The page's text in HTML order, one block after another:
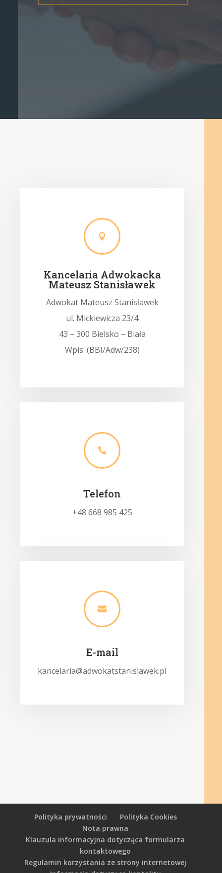

Kancelaria Adwokacka
Mateusz Stanisławek
Adwokat Mateusz Stanisławek
ul. Mickiewicza 23/4
43 – 300 Bielsko – Biała
Wpis: (BBI/Adw/238)

Telefon
+48 668 985 425

E-mail
kancelaria@adwokatstanislawek.pl
Polityka prywatności
Polityka Cookies
Nota prawna
Klauzula informacyjna dotycząca formularza
kontaktowego
Regulamin korzystania ze strony internetowej